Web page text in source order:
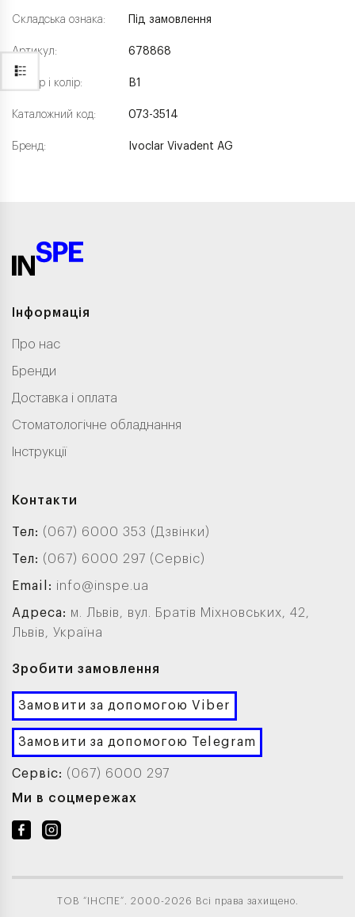
Складська ознака:
Артикул:
Розмір і колір:
Каталожний код:
Бренд:
Під замовлення
678868
B1
073-3514
Ivoclar Vivadent AG
Інформація
Про нас
Бренди
Доставка і оплата
Стоматологічне обладнання
Інструкції
Контакти
Тел: (067) 6000 353 (Дзвінки)
Тел: (067) 6000 297 (Сервіс)
Email: info@inspe.ua
Адреса: м. Львів, вул. Братів Міхновських, 42,
Львів, Україна
Зробити замовлення
Замовити за допомогою Viber
Замовити за допомогою Telegram
Сервіс: (067) 6000 297
Ми в соцмережах
ТОВ “ІНСПЕ”. 2000-2026 Всі права захищено.